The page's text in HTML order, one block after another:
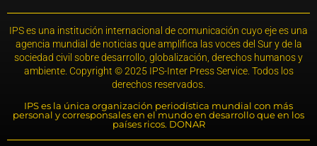
IPS es una institución internacional de comunicación cuyo eje es una
agencia mundial de noticias que amplifica las voces del Sur y de la
sociedad civil sobre desarrollo, globalización, derechos humanos y
ambiente. Copyright © 2025 IPS-Inter Press Service. Todos los
derechos reservados.
IPS es la única organización periodística mundial con más
personal y corresponsales en el mundo en desarrollo que en los
países ricos. DONAR